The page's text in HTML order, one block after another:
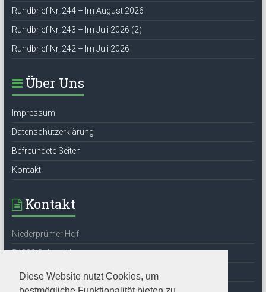
Diese Website nutzt Cookies, um
Rundbrief Nr. 244 – Im August 2026
Rundbrief Nr. 243 – Im Juli 2026 (2)
Rundbrief Nr. 242 – Im Juli 2026
Über Uns
Impressum
Datenschutzerklärung
Befreundete Seiten
Kontakt
Kontakt
Niederprümer Hof
54338 Schweich
Tel: 06502-6524